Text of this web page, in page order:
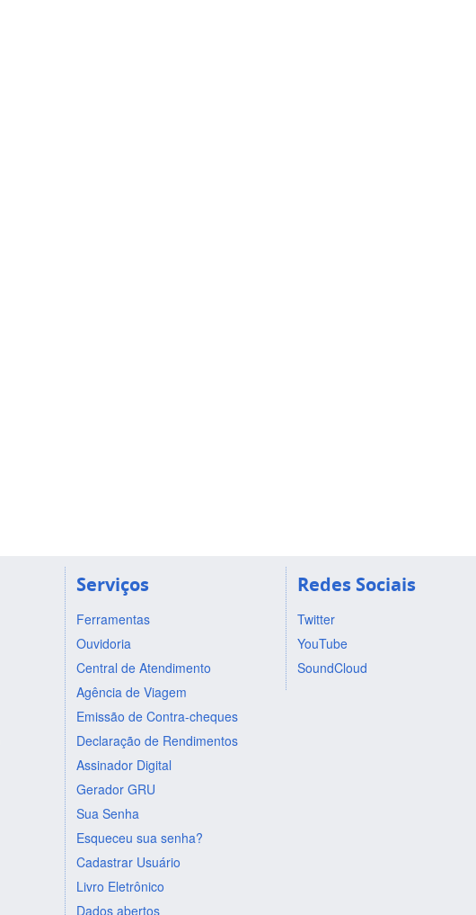
Serviços
Ferramentas
Ouvidoria
Central de Atendimento
Agência de Viagem
Emissão de Contra-cheques
Declaração de Rendimentos
Assinador Digital
Gerador GRU
Sua Senha
Esqueceu sua senha?
Cadastrar Usuário
Livro Eletrônico
Dados abertos
Redes Sociais
Twitter
YouTube
SoundCloud